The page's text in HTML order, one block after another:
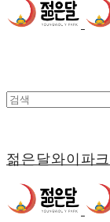
젊은달와이파크